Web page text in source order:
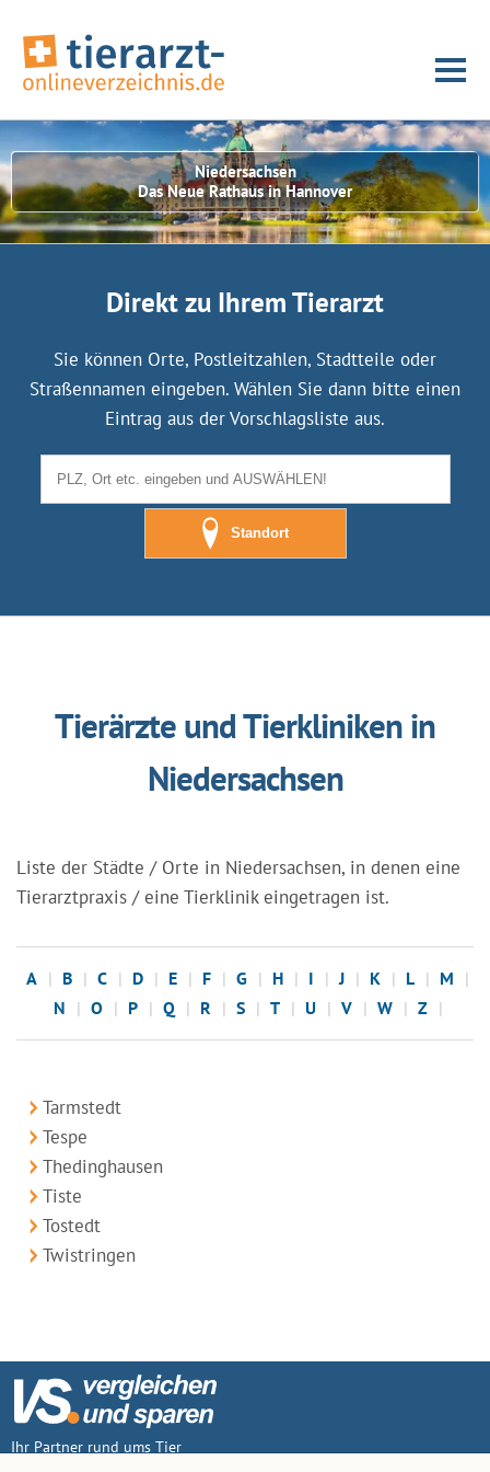
Niedersachsen
Das Neue Rathaus in Hannover
Direkt zu Ihrem Tierarzt
Sie können Orte, Postleitzahlen, Stadtteile oder
Straßennamen eingeben. Wählen Sie dann bitte einen
Eintrag aus der Vorschlagsliste aus.
Standort
Tierärzte und Tierkliniken in
Niedersachsen
Liste der Städte / Orte in Niedersachsen, in denen eine
Tierarztpraxis / eine Tierklinik eingetragen ist.
A B C D E F G H I J K L
M
N
O P Q R S T U V W Z
Tarmstedt
Tespe
Thedinghausen
Tiste
Tostedt
Twistringen
Ihr Partner rund ums Tier